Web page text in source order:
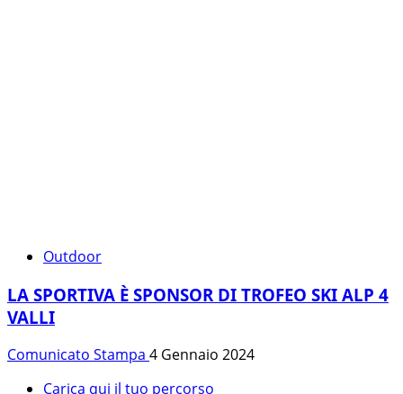
Outdoor
LA SPORTIVA È SPONSOR DI TROFEO SKI ALP 4
VALLI
Comunicato Stampa 4 Gennaio 2024
Carica qui il tuo percorso